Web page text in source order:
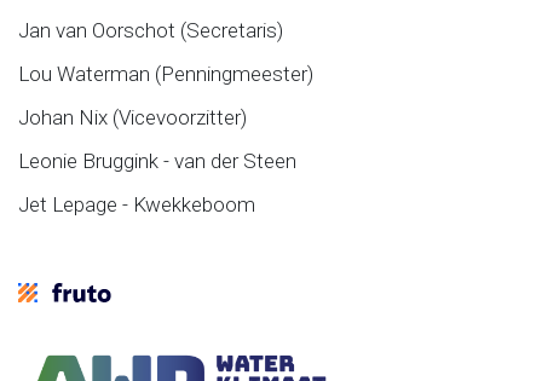
Jan van Oorschot (Secretaris)
Lou Waterman (Penningmeester)
Johan Nix (Vicevoorzitter)
Leonie Bruggink - van der Steen
Jet Lepage - Kwekkeboom